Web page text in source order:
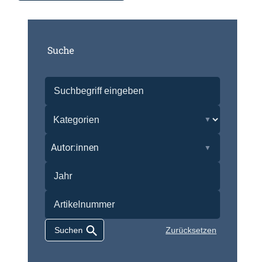
Suche
Autor:innen
Zurücksetzen